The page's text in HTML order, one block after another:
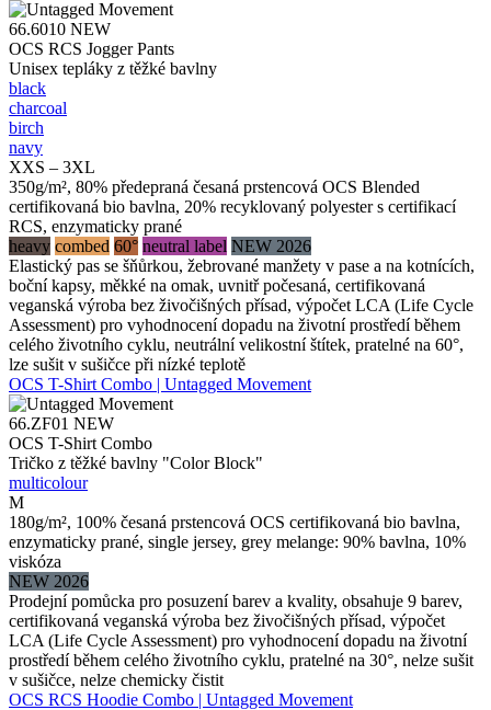
66.6010 NEW
OCS RCS Jogger Pants
Unisex tepláky z těžké bavlny
black
charcoal
birch
navy
XXS – 3XL
350g/m², 80% předepraná česaná prstencová OCS Blended
certifikovaná bio bavlna, 20% recyklovaný polyester s certifikací
RCS, enzymaticky prané
heavy combed 60° neutral label NEW 2026
Elastický pas se šňůrkou, žebrované manžety v pase a na kotnících,
boční kapsy, měkké na omak, uvnitř počesaná, certifikovaná
veganská výroba bez živočišných přísad, výpočet LCA (Life Cycle
Assessment) pro vyhodnocení dopadu na životní prostředí během
celého životního cyklu, neutrální velikostní štítek, pratelné na 60°,
lze sušit v sušičce při nízké teplotě
OCS T-Shirt Combo | Untagged Movement
66.ZF01 NEW
OCS T-Shirt Combo
Tričko z těžké bavlny "Color Block"
multicolour
M
180g/m², 100% česaná prstencová OCS certifikovaná bio bavlna,
enzymaticky prané, single jersey, grey melange: 90% bavlna, 10%
viskóza
NEW 2026
Prodejní pomůcka pro posuzení barev a kvality, obsahuje 9 barev,
certifikovaná veganská výroba bez živočišných přísad, výpočet
LCA (Life Cycle Assessment) pro vyhodnocení dopadu na životní
prostředí během celého životního cyklu, pratelné na 30°, nelze sušit
v sušičce, nelze chemicky čistit
OCS RCS Hoodie Combo | Untagged Movement